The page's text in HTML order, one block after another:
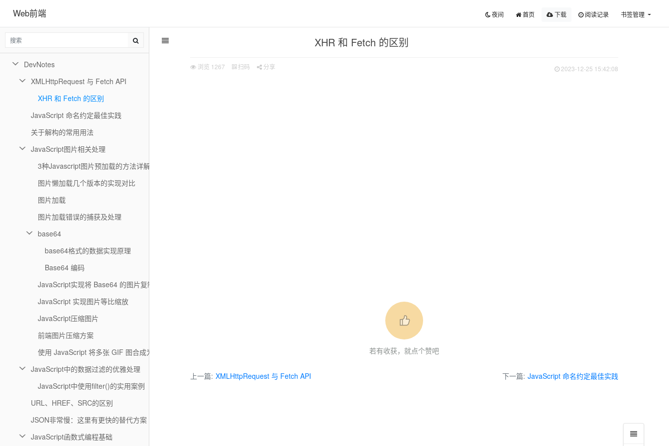
Web前端 夜间 首页 下载 阅读记录 书签管理
XHR 和 Fetch 的区别
浏览 1267 扫码 分享 2023-12-25 15:42:08
若有收获，就点个赞吧
上一篇: XMLHttpRequest 与 Fetch API 下一篇: JavaScript 命名约定最佳实践
不带参数的 Math.max() 返回 -Infinity
JavaScript高级方法
DevNotes
XMLHttpRequest 与 Fetch API
XHR 和 Fetch 的区别
JavaScript 命名约定最佳实践
关于解构的常用用法
JavaScript图片相关处理
3种Javascript图片预加载的方法详解
图片懒加载几个版本的实现对比
图片加载
图片加载错误的捕获及处理
base64
base64格式的数据实现原理
Base64 编码
JavaScript实现将 Base64 的图片复制到系统粘贴板
JavaScript 实现图片等比缩放
JavaScript压缩图片
前端图片压缩方案
使用 JavaScript 将多张 GIF 图合成为一张 GIF 图
JavaScript中的数据过滤的优雅处理
JavaScript中使用filter()的实用案例
URL、HREF、SRC的区别
JSON非常慢：这里有更快的替代方案
JavaScript函数式编程基础